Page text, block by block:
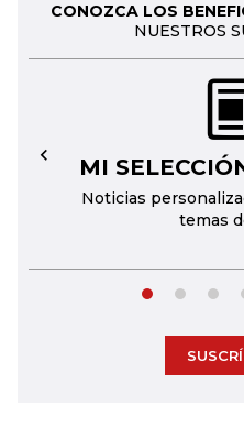
CONOZCA LOS
NUESTROS
MI
Noticias
temas
←